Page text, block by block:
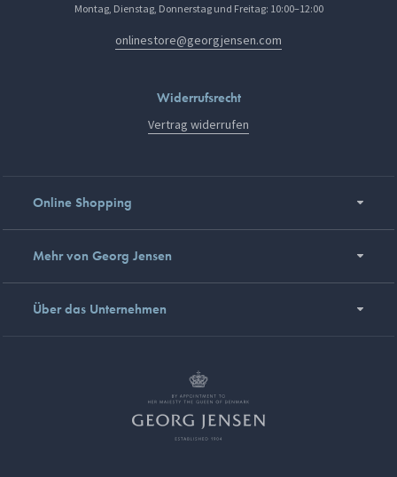
Montag, Dienstag, Donnerstag und Freitag: 10:00–12:00
onlinestore@georgjensen.com
Widerrufsrecht
Vertrag widerrufen
Online Shopping
Mehr von Georg Jensen
Über das Unternehmen